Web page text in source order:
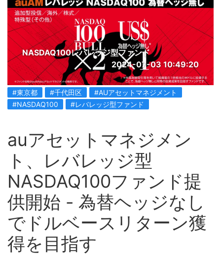
NASDAQ100レバレッジ型ファンド
2024-07-03 10:49:20
#東京都 #千代田区
#AUアセットマネジメント
#NASDAQ100
#レバレッジ型ファンド
auアセットマネジメン
ト、レバレッジ型
NASDAQ100ファンド提
供開始 - 為替ヘッジなし
でドルベースリターン獲
得を目指す